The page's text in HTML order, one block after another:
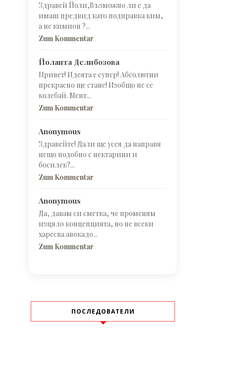
Здравей Йоли,Възможно ли е да
имаш предвид като подправка ким,
а не кимион ?...
Zum Kommentar
Йоланта Делибозова
Привет! Идеята е супер! Абсолютни
прекрасно ще стане! Изобщо не се
колебай. Мент...
Zum Kommentar
Anonymous
Здравейте! Дали ще усея да направя
нещо подобно с нектарини и
босилек?...
Zum Kommentar
Anonymous
Да, давам си сметка, че променям
изцяло концепцията, но не всеки
харесва авокадо...
Zum Kommentar
ПОСЛЕДОВАТЕЛИ